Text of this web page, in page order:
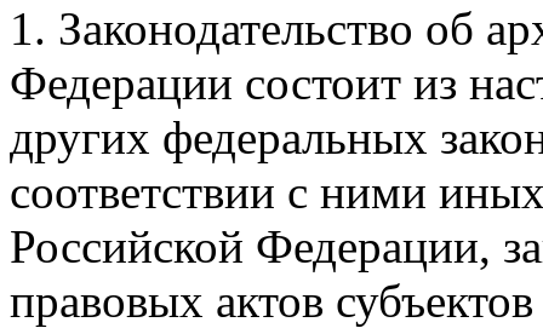
1. Законодательство об
Федерации состоит из
других федеральных
соответствии с ними
Российской Федерации,
правовых актов